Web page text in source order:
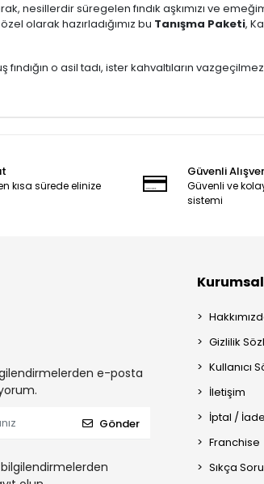
nesillerdir süregelen fındık aşkımızı ve
olarak hazırladığımız bu Tanışma Paketi,
fındığın o asil tadı, ister kahvaltıların
kısa sürede elinize
Güvenli
Güvenli ve
sistemi
e-posta
Gönder
Kurumsal
Gizlilik
Kullanıcı
İletişim
İptal /
Franchise
Sıkça